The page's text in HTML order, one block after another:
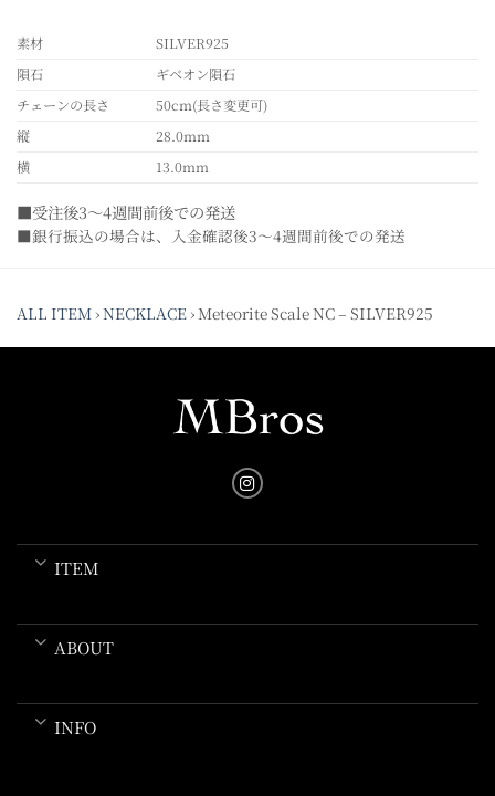
素材
SILVER925
隕石
ギベオン隕石
チェーンの長さ
50cm(長さ変更可)
縦
28.0mm
横
13.0mm
■受注後3～4週間前後での発送
■銀行振込の場合は、入金確認後3～4週間前後での発送
ALL ITEM›NECKLACE›Meteorite Scale NC – SILVER925
ITEM
ABOUT
INFO